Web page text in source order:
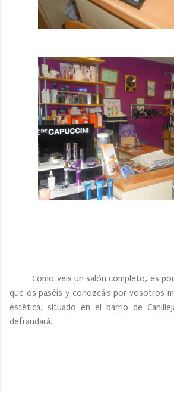
Como veis un salón completo, es por
que os paséis y conozcáis por vosotros
estética, situado en el barrio de
defraudará.